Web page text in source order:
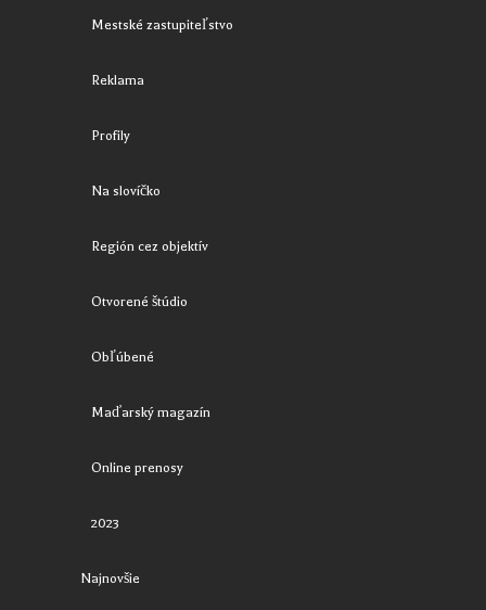
Mestské zastupiteľstvo
Reklama
Profily
Na slovíčko
Región cez objektív
Otvorené štúdio
Obľúbené
Maďarský magazín
Online prenosy
2023
Najnovšie